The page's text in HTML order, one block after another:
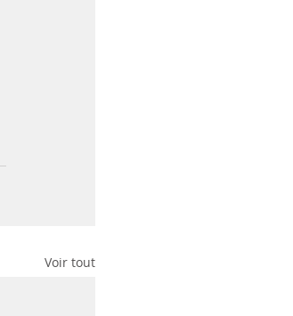
Voir tout